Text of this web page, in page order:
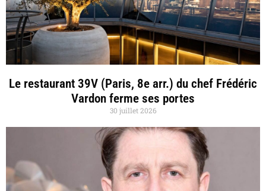
Le restaurant 39V (Paris, 8e arr.) du chef Frédéric
Vardon ferme ses portes
30 juillet 2026